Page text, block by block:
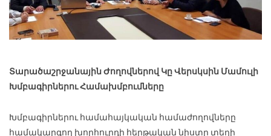
Տարածաշրջանային Ժողովներով Կը Վերսկսին Մամուլի
Խմբագիրներու Համախմբումները
Խմբագիրներու համահայկական համաժողովները
համակարգող խորհուրդի հերթական նիստը տեղի